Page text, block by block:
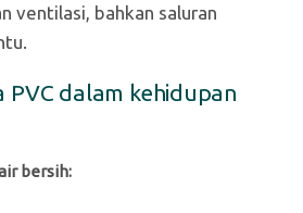
ventilasi, bahkan saluran
PVC dalam kehidupan
bersih: